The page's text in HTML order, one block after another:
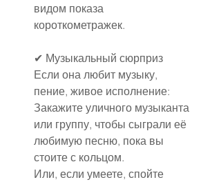
видом показа
короткометражек.
✔ Музыкальный сюрприз
Если она любит музыку,
пение, живое исполнение:
Закажите уличного музыканта
или группу, чтобы сыграли её
любимую песню, пока вы
стоите с кольцом.
Или, если умеете, спойте